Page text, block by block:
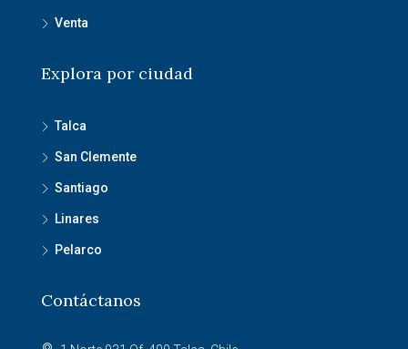
Venta
Explora por ciudad
Talca
San Clemente
Santiago
Linares
Pelarco
Contáctanos